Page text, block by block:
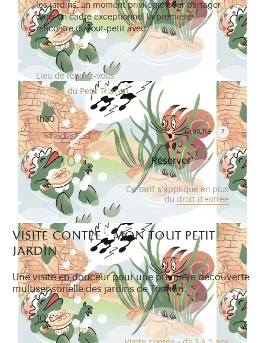
les jardins, un moment privilégié pour partager
dans un cadre exceptionnel la première
rencontre du tout-petit avec…
Lire la suite
Lieu de rendez-vous
Accueil du Petit Trianon
Durée
1h30
Gratuité
Gratuit pour les enfants de moins de 10 ans. Tarif
10 € Réserver
Ce tarif s'applique en plus
du droit d'entrée
visite contée - mon tout petit
jardin
Une visite en douceur pour une première découverte
multisensorielle des jardins de Trianon.
10 €
Lire la suite